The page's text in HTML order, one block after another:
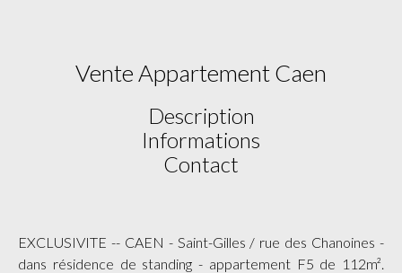
Vente Appartement Caen
Description
Informations
Contact
EXCLUSIVITE -- CAEN - Saint-Gilles / rue des Chanoines -
dans résidence de standing - appartement F5 de 112m².